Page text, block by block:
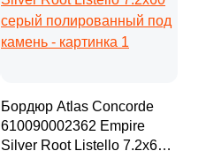
Бордюр Atlas Concorde
610090002362 Empire
Silver Root Listello 7.2x60